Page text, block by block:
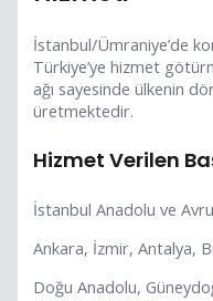
İstanbul/Ümraniye’de
Türkiye’ye hizmet
ağı sayesinde ülkenin
üretmektedir.
Hizmet Verilen
İstanbul Anadolu ve
Ankara, İzmir, Antalya,
Doğu Anadolu,